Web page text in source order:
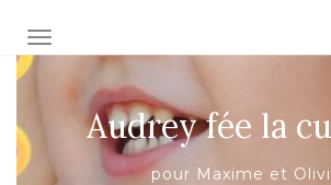
AFFICHER/MASQUER LA
Audrey fée la
pour Maxime et